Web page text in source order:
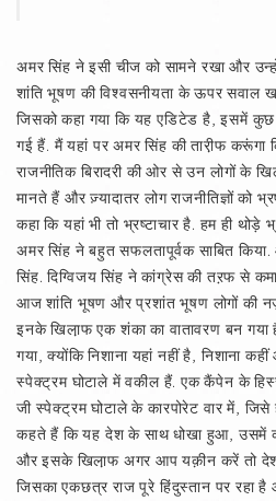
अमर सिंह ने इसी चीज को सामने रखा और
शांति भूषण की विश्वसनीयता के ऊपर सवाल
जिसको कहा गया कि यह एडिटेड है, इसमें
गई हैं. मैं यहां पर अमर सिंह की तारी़फ
राजनीतिक बिरादरी की ओर से उन लोगों के
मानते हैं और ज़्यादातर लोग राजनीतिज्ञों को
कहा कि यहां भी तो भ्रष्टाचार है. हम ही थोड़े
अमर सिंह ने बहुत सफलतापूर्वक साबित
सिंह. दिग्विजय सिंह ने कांग्रेस की तऱफ से
आज शांति भूषण और प्रशांत भूषण लोगों की
इनके खिला़फ एक शंका का वातावरण बन गया
गया, क्योंकि निशाना यहां नहीं है, निशाना
स्पेक्ट्रम घोटाले में वकील हैं. एक कैंपेन के
जी स्पेक्ट्रम घोटाले के कारपोरेट वार में,
कहते हैं कि यह देश के साथ धोखा हुआ, उसमें
और इसके खिला़फ अगर आप यक़ीन करें तो देश
जिसका एकछत्र राज पूरे हिंदुस्तान पर रहा